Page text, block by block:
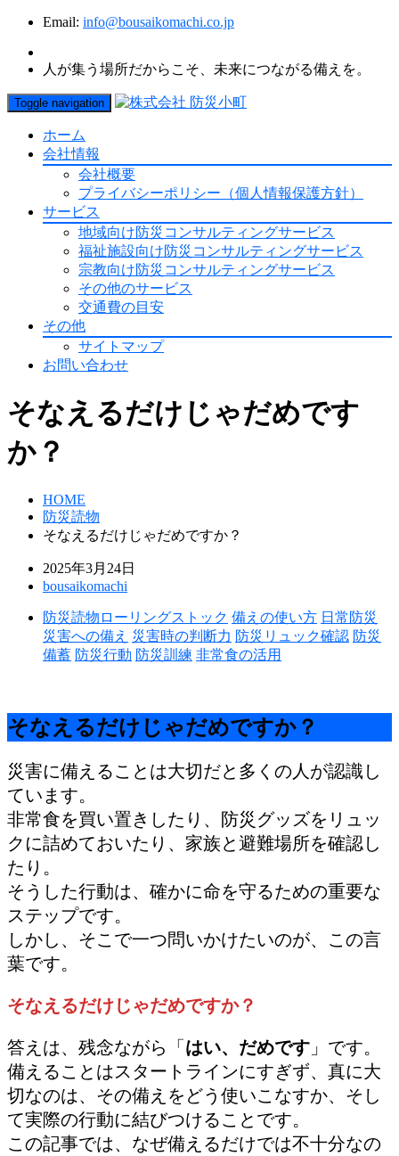
Email: info@bousaikomachi.co.jp
人が集う場所だからこそ、未来につながる備えを。
Toggle navigation
ホーム
会社情報
会社概要
プライバシーポリシー（個人情報保護方針）
サービス
地域向け防災コンサルティングサービス
福祉施設向け防災コンサルティングサービス
宗教向け防災コンサルティングサービス
その他のサービス
交通費の目安
その他
サイトマップ
お問い合わせ
そなえるだけじゃだめです
か？
HOME
防災読物
そなえるだけじゃだめですか？
2025年3月24日
bousaikomachi
防災読物 ローリングストック 備えの使い方 日常防災
災害への備え 災害時の判断力 防災リュック確認 防災
備蓄 防災行動 防災訓練 非常食の活用
そなえるだけじゃだめですか？
災害に備えることは大切だと多くの人が認識し
ています。
非常食を買い置きしたり、防災グッズをリュッ
クに詰めておいたり、家族と避難場所を確認し
たり。
そうした行動は、確かに命を守るための重要な
ステップです。
しかし、そこで一つ問いかけたいのが、この言
葉です。
そなえるだけじゃだめですか？
答えは、残念ながら「 はい、だめです 」です。
備えることはスタートラインにすぎず、真に大
切なのは、その備えをどう使いこなすか、そし
て実際の行動に結びつけることです。
この記事では、なぜ備えるだけでは不十分なの